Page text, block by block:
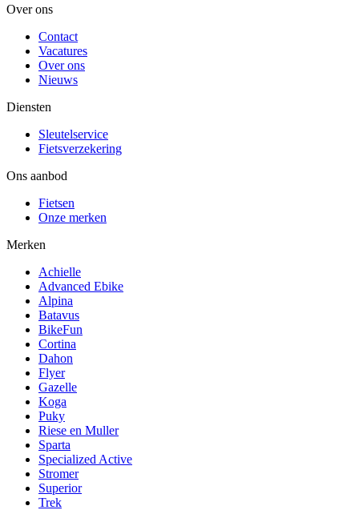
Over ons
Contact
Vacatures
Over ons
Nieuws
Diensten
Sleutelservice
Fietsverzekering
Ons aanbod
Fietsen
Onze merken
Merken
Achielle
Advanced Ebike
Alpina
Batavus
BikeFun
Cortina
Dahon
Flyer
Gazelle
Koga
Puky
Riese en Muller
Sparta
Specialized Active
Stromer
Superior
Trek